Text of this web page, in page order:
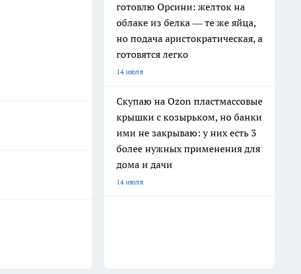
готовлю Орсини: желток на
облаке из белка — те же яйца,
но подача аристократическая, а
готовятся легко
14 июля
Скупаю на Ozon пластмассовые
крышки с козырьком, но банки
ими не закрываю: у них есть 3
более нужных применения для
дома и дачи
14 июля